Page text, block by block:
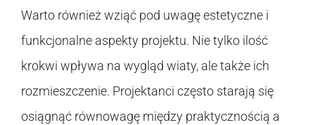
Warto również wziąć pod uwagę estetyczne i
funkcjonalne aspekty projektu. Nie tylko ilość
krokwi wpływa na wygląd wiaty, ale także ich
rozmieszczenie. Projektanci często starają się
osiągnąć równowagę między praktycznością a